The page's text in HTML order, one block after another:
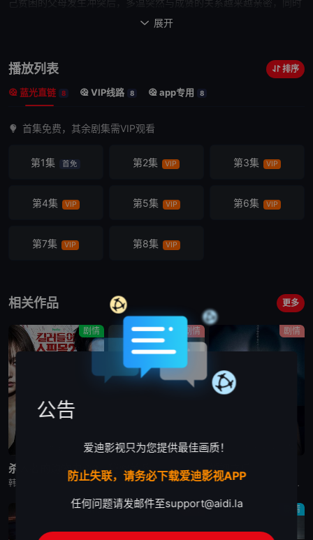
己贫困的父母发生冲突后，多温突然与成贤的关系越来越亲密，同时
也在平衡着对前任导师在民的感情。在复杂的情绪和不为人知的
 展开
播放列表 排序
蓝光直链 8 VIP线路 8 app专用 8
首集免费，其余剧集需VIP观看
第1集 首免 第2集 VIP 第3集 VIP
第4集 VIP 第5集 VIP 第6集 VIP
第7集 VIP 第8集 VIP
相关作品 更多
剧情
更新至第6集
杀人者的购物中心2
韩剧《杀人者的购物中心2》又名：A Shop for Killers S2,A Shop for Killers Season 2,킬러들의 쇼핑몰2，讲述了：购物中心即将重新开张！郑进湾（李栋旭 饰
剧情
已完结
秘密关系
韩剧秘密关系改编自同名漫画。多温聪明机灵、足智多谋，努力摆脱贫困。但他的吝啬行为却惹恼了同事成贤，成贤讨厌他。在与自己贫困的父母发生冲突后，多温突然与成贤的关系越来越亲密，同时也在平衡着对前任导师
剧情
婚姻之后
韩剧《婚姻之后》又名：婚姻的完成,The Husband,The Fulfillment of Marriage,결혼의 완성，讲述了：神经外科权威姜泰柱（南宫珉 饰）因为老婆高世允（李雪 饰）在提出
剧情 剧情 剧情
公告
爱迪影视只为您提供最佳画质！
防止失联，请务必下载爱迪影视APP
任何问题请发邮件至support@aidi.la